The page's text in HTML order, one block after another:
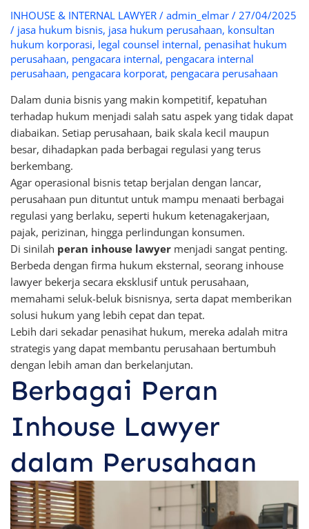
INHOUSE & INTERNAL LAWYER/ admin_elmar / 27/04/2025
/ jasa hukum bisnis, jasa hukum perusahaan, konsultan
hukum korporasi, legal counsel internal, penasihat hukum
perusahaan, pengacara internal, pengacara internal
perusahaan, pengacara korporat, pengacara perusahaan
Dalam dunia bisnis yang makin kompetitif, kepatuhan
terhadap hukum menjadi salah satu aspek yang tidak dapat
diabaikan. Setiap perusahaan, baik skala kecil maupun
besar, dihadapkan pada berbagai regulasi yang terus
berkembang.
Agar operasional bisnis tetap berjalan dengan lancar,
perusahaan pun dituntut untuk mampu menaati berbagai
regulasi yang berlaku, seperti hukum ketenagakerjaan,
pajak, perizinan, hingga perlindungan konsumen.
Di sinilah peran inhouse lawyer menjadi sangat penting.
Berbeda dengan firma hukum eksternal, seorang inhouse
lawyer bekerja secara eksklusif untuk perusahaan,
memahami seluk-beluk bisnisnya, serta dapat memberikan
solusi hukum yang lebih cepat dan tepat.
Lebih dari sekadar penasihat hukum, mereka adalah mitra
strategis yang dapat membantu perusahaan bertumbuh
dengan lebih aman dan berkelanjutan.
Berbagai Peran
Inhouse Lawyer
dalam Perusahaan